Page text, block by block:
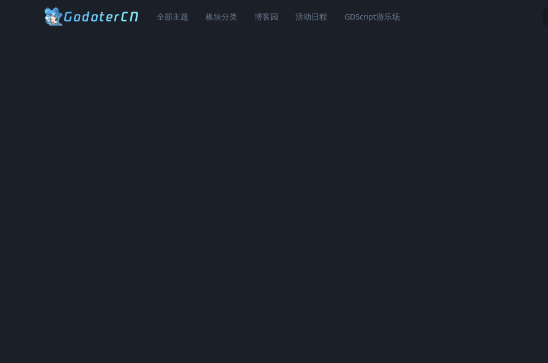
全部主题 板块分类 博客园 活动日程 GDScript游乐场